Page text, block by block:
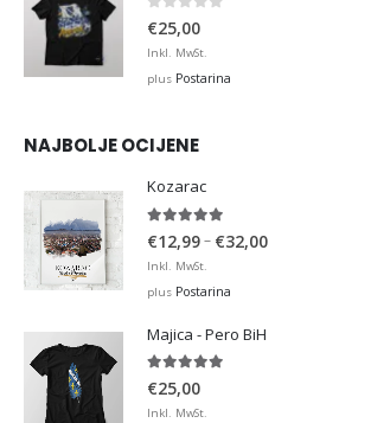
0 out of 5
€25,00
Inkl. MwSt.
plus Postarina
NAJBOLJE OCIJENE
Kozarac
€12,99– €32,00Price
Inkl. MwSt.
plus Postarina
Majica - Pero BiH
5.00out of 5
€25,00
Inkl. MwSt.